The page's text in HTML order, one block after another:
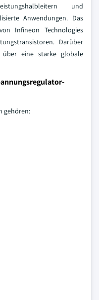
und
Anwendungen. Das
Infineon Technologies
Darüber
über eine starke globale
gehören: